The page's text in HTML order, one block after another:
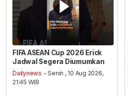
FIFA ASEAN Cup 2026 Erick
Jadwal Segera Diumumkan
Dailynews - Senin , 10 Aug 2026,
21:45 WIB